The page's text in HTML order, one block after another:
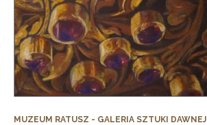
MUZEUM RATUSZ - GALERIA SZTUKI DAWNEJ